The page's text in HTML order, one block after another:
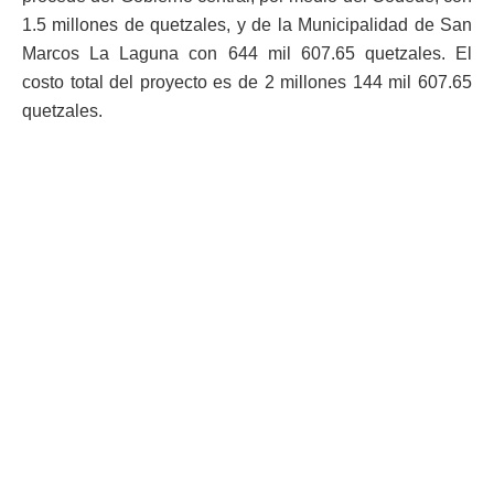
1.5 millones de quetzales, y de la Municipalidad de San
Marcos La Laguna con 644 mil 607.65 quetzales. El
costo total del proyecto es de 2 millones 144 mil 607.65
quetzales.